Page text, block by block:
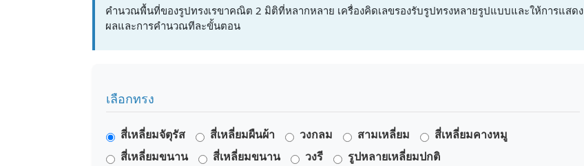
คำนวณพื้นที่ของรูปทรงเรขาคณิต 2 มิติที่หลากหลาย เครื่องคิดเลขรองรับรูปทรงหลายรูปแบบและให้การแสดง
ผลและการคำนวณทีละขั้นตอน
เลือกทรง
สี่เหลี่ยมจัตุรัส สี่เหลี่ยมผืนผ้า วงกลม สามเหลี่ยม
สี่เหลี่ยมคางหมู
สี่เหลี่ยมขนาน
สี่เหลี่ยมขนาน วงรี รูปหลายเหลี่ยมปกติ